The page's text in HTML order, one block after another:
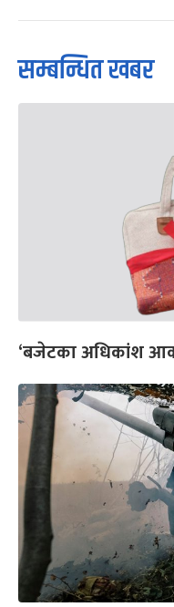
सम्बन्धित खबर
‘बजेटका अधिकांश